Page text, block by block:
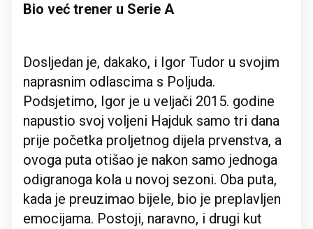
Bio već trener u Serie A
Dosljedan je, dakako, i Igor Tudor u svojim
naprasnim odlascima s Poljuda.
Podsjetimo, Igor je u veljači 2015. godine
napustio svoj voljeni Hajduk samo tri dana
prije početka proljetnog dijela prvenstva, a
ovoga puta otišao je nakon samo jednoga
odigranoga kola u novoj sezoni. Oba puta,
kada je preuzimao bijele, bio je preplavljen
emocijama. Postoji, naravno, i drugi kut